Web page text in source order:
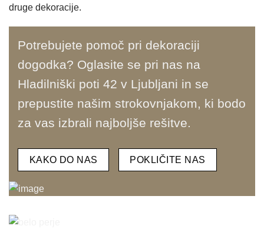
druge dekoracije.
Potrebujete pomoč pri dekoraciji
dogodka? Oglasite se pri nas na
Hladilniški poti 42 v Ljubljani in se
prepustite našim strokovnjakom, ki bodo
za vas izbrali najboljše rešitve.
KAKO DO NAS POKLIČITE NAS